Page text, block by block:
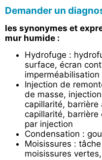
Demander un
les synonymes et
mur humide :
Hydrofuge :
surface, écran
Injection de
de masse,
capillarité,
capillarité, barrière
par injection
Condensation :
Moisissures :
moisissures